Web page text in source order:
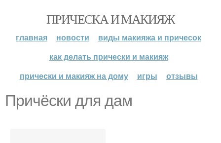
ПРИЧЕСКА И МАКИЯЖ
главная новости
виды макияжа и причесок
как делать прически и макияж
прически и макияж на дому
игры отзывы
Причёски для дам